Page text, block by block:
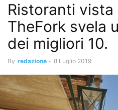
Ristoranti vista
TheFork svela
dei migliori 10.
By redazione - 8 Luglio 2019